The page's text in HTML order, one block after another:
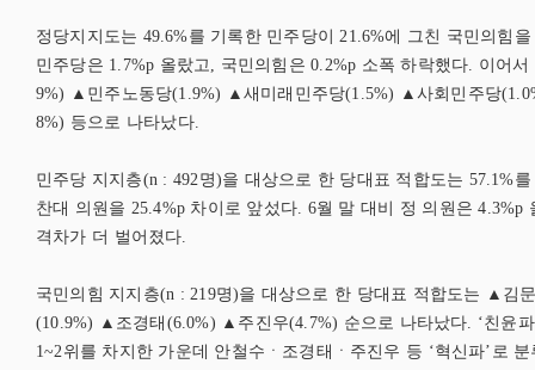
정당지지도는 49.6%를 기록한 민주당이 21.6%에 그친 국민의힘
민주당은 1.7%p 올랐고, 국민의힘은 0.2%p 소폭 하락했다. 이어
9%) ▲민주노동당(1.9%) ▲새미래민주당(1.5%) ▲사회민주당
8%) 등으로 나타났다.
민주당 지지층(n : 492명)을 대상으로 한 당대표 적합도는 57.1%
찬대 의원을 25.4%p 차이로 앞섰다. 6월 말 대비 정 의원은 4.3%p
격차가 더 벌어졌다.
국민의힘 지지층(n : 219명)을 대상으로 한 당대표 적합도는 ▲김
(10.9%) ▲조경태(6.0%) ▲주진우(4.7%) 순으로 나타났다. ‘친윤
1~2위를 차지한 가운데 안철수ㆍ조경태ㆍ주진우 등 ‘혁신파’로